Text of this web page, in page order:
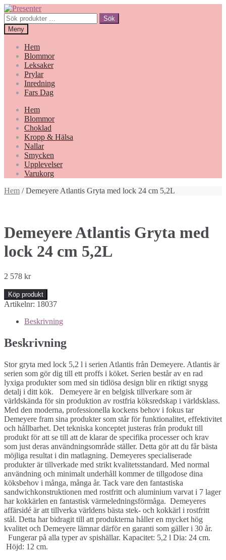
Hoppa
till
navigering
Gå
till
innehåll
Sök
efter:
Sök
Meny
Hem
Blommor
Leksaker
Prylar
Inredning
Fars Dag
Hem
Blommor
Choklad
Kropp & Hälsa
Nallar
Smycken
Upplevelser
Varukorg
Hem / Demeyere Atlantis Gryta med lock 24 cm 5,2L
Demeyere Atlantis Gryta med
lock 24 cm 5,2L
2 578 kr
Köp produkt
Artikelnr: 18037
Beskrivning
Beskrivning
Stor gryta med lock 5,2 l i serien Atlantis från Demeyere. Atlantis är
serien som gör dig till ett proffs i köket. Serien består av en rad
lyxiga produkter som med sin tidlösa design blir en riktigt snygg
detalj i ditt kök. Demeyere är en belgisk tillverkare som är
världskända för sin produktion av rostfria köksredskap i världsklass.
Med den moderna, professionella kockens behov i fokus tar
Demeyere fram sina produkter som står för funktionalitet, effektivitet
och hållbarhet. Det tekniska konceptet justeras från produkt till
produkt för att se till att de klarar de specifika processer och krav
som just deras användningsområde ställer. Detta gör att du får bästa
möjliga resultat i din matlagning. Demeyeres specialiserade
produkter är tillverkade med strikt kvalitetsstandard. Med normal
användning och minimalt underhåll kommer de tillgodose dina
köksbehov i många, många år. Tack vare den fantastiska
sandwichkonstruktionen med rostfritt och aluminium varvat i 7 lager
har kokkärlen en fantastisk värmeledningsförmåga. Demeyeres
affärsidé är att tillverka världens bästa stek- och kokkärl i rostfritt
stål. Detta har bidragit till att produkterna håller en mycket hög
kvalitet och Demeyere lämnar därför en garanti som gäller i 30 år.
Fungerar på alla typer av spishällar. Kapacitet: 5,2 l Dia: 24 cm.
Höjd: 12 cm.